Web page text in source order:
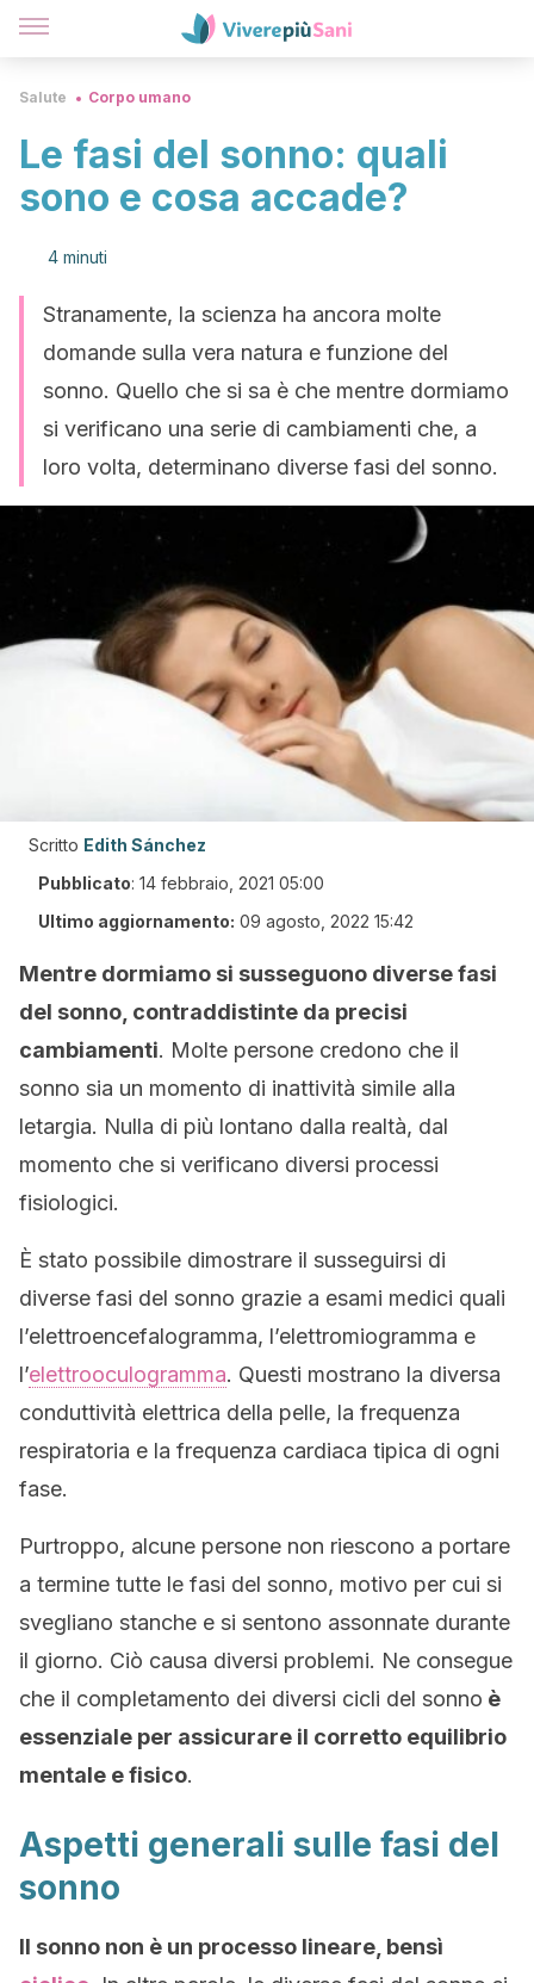
Salute Corpo umano
Le fasi del sonno: quali
sono e cosa accade?
4 minuti
Stranamente, la scienza ha ancora molte
domande sulla vera natura e funzione del
sonno. Quello che si sa è che mentre dormiamo
si verificano una serie di cambiamenti che, a
loro volta, determinano diverse fasi del sonno.
Scritto Edith Sánchez
Pubblicato: 14 febbraio, 2021 05:00
Ultimo aggiornamento: 09 agosto, 2022 15:42
Mentre dormiamo si susseguono diverse fasi
del sonno, contraddistinte da precisi
cambiamenti. Molte persone credono che il
sonno sia un momento di inattività simile alla
letargia. Nulla di più lontano dalla realtà, dal
momento che si verificano diversi processi
fisiologici.
È stato possibile dimostrare il susseguirsi di
diverse fasi del sonno grazie a esami medici quali
l’elettroencefalogramma, l’elettromiogramma e
l’elettrooculogramma. Questi mostrano la diversa
conduttività elettrica della pelle, la frequenza
respiratoria e la frequenza cardiaca tipica di ogni
fase.
Purtroppo, alcune persone non riescono a portare
a termine tutte le fasi del sonno, motivo per cui si
svegliano stanche e si sentono assonnate durante
il giorno. Ciò causa diversi problemi. Ne consegue
che il completamento dei diversi cicli del sonno è
essenziale per assicurare il corretto equilibrio
mentale e fisico.
Aspetti generali sulle fasi del
sonno
Il sonno non è un processo lineare, bensì